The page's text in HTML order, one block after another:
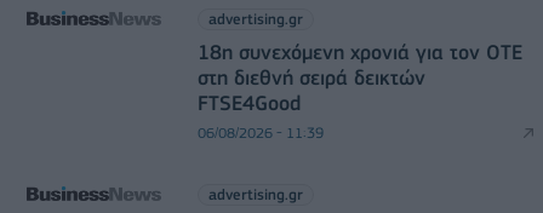
advertising.gr
18η συνεχόμενη χρονιά για τον ΟΤΕ
στη διεθνή σειρά δεικτών
FTSE4Good
06/08/2026 - 11:39
advertising.gr